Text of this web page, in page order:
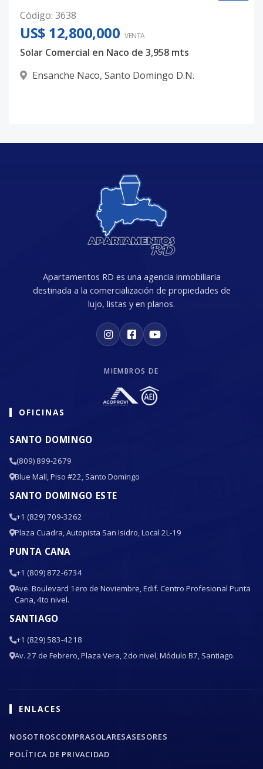
Código: 3638
US$ 12,800,000 VENTA
Solar Comercial en Naco de 3,958 mts
Ensanche Naco, Santo Domingo D.N.
Apartamentos RD es una agencia inmobiliaria
destinada a la comercialización de propiedades de
lujo, listas y en planos.
MIEMBROS DE
OFICINAS
SANTO DOMINGO
(809) 899-2679
Blue Mall, Piso #22, Santo Domingo
SANTO DOMINGO ESTE
+1 (829) 709-3262
Plaza Cuadra, Autopista San Isidro, Local 2L-19
PUNTA CANA
+1 (809) 872-6734
Ave. Boulevard 1ero de Noviembre, Edif. Centro Profesional Punta
Cana, 4to nivel.
SANTIAGO
+1 (829) 583-4218
Av. 27 de Febrero, Plaza Vera, 2do nivel, Módulo B7, Santiago.
ENLACES
NOSOTROSCOMPRASOLARESASESORES
POLÍTICA DE PRIVACIDAD